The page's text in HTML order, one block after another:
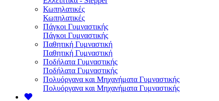
Κωπηλατικές
Κωπηλατικές
Πάγκοι Γυμναστικής
Πάγκοι Γυμναστικής
Παθητική Γυμναστική
Παθητική Γυμναστική
Ποδήλατα Γυμναστικής
Ποδήλατα Γυμναστικής
Πολυόργανα και Μηχανήματα Γυμναστικής
Πολυόργανα και Μηχανήματα Γυμναστικής